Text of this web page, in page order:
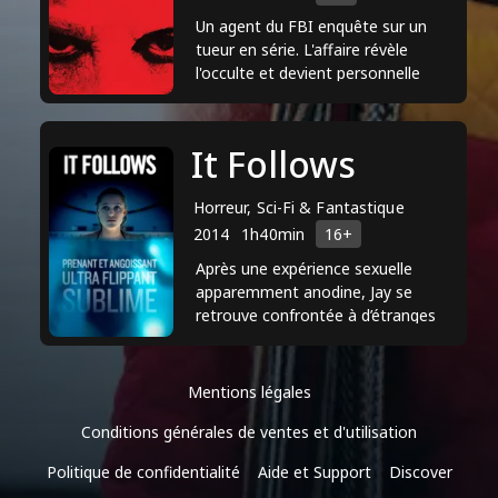
et a été nommée pour plusieurs prix
pour son talent d'actrice.
Un agent du FBI enquête sur un
tueur en série. L'affaire révèle
l'occulte et devient personnelle
ne frappe.
It Follows
Horreur, Sci-Fi & Fantastique
2014
1h40min
16+
Après une expérience sexuelle
apparemment anodine, Jay se
retrouve confrontée à d’étranges
Mentions légales
Conditions générales de ventes et d'utilisation
Politique de confidentialité
Aide et Support Discover